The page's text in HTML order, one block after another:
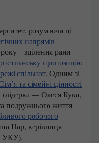
розуміючи ці
напрямів
– зцілення рани
пропозицію
спільнот. Одним зі
та сімейні цінності
, (лідерка — Олеся Кука,
подружнього життя
робочого
Цар, керівниця
УКУ).